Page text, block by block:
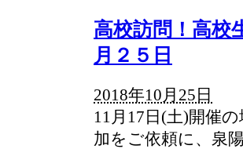
高校訪問！高
月２５日
2018年10月25日
11月17日(土)開催
加をご依頼に、泉